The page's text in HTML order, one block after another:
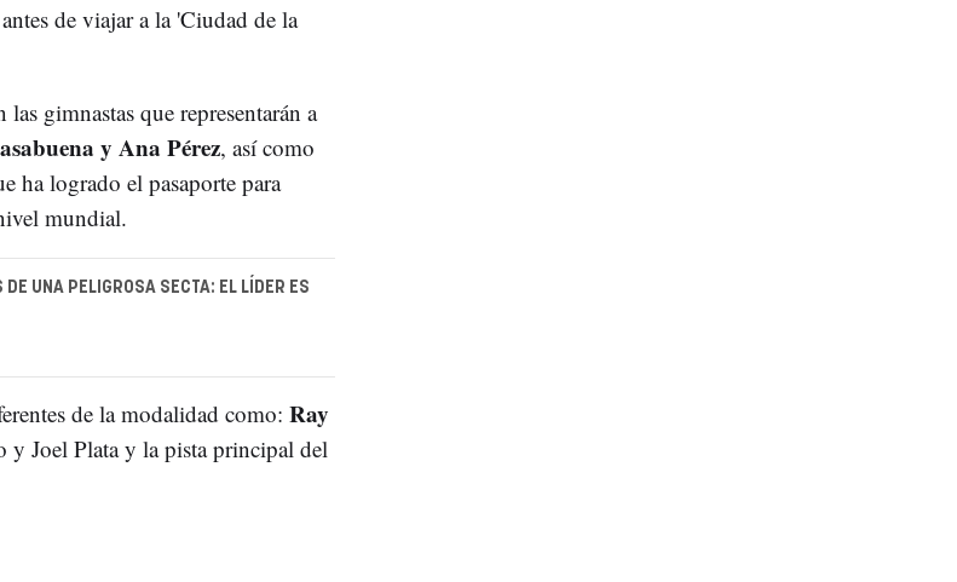
de viajar a la 'Ciudad de la
gimnastas que representarán a
y Ana Pérez, así como
ha logrado el pasaporte para
mundial.
DE UNA PELIGROSA SECTA: EL LÍDER ES
de la modalidad como: Ray
Joel Plata y la pista principal del